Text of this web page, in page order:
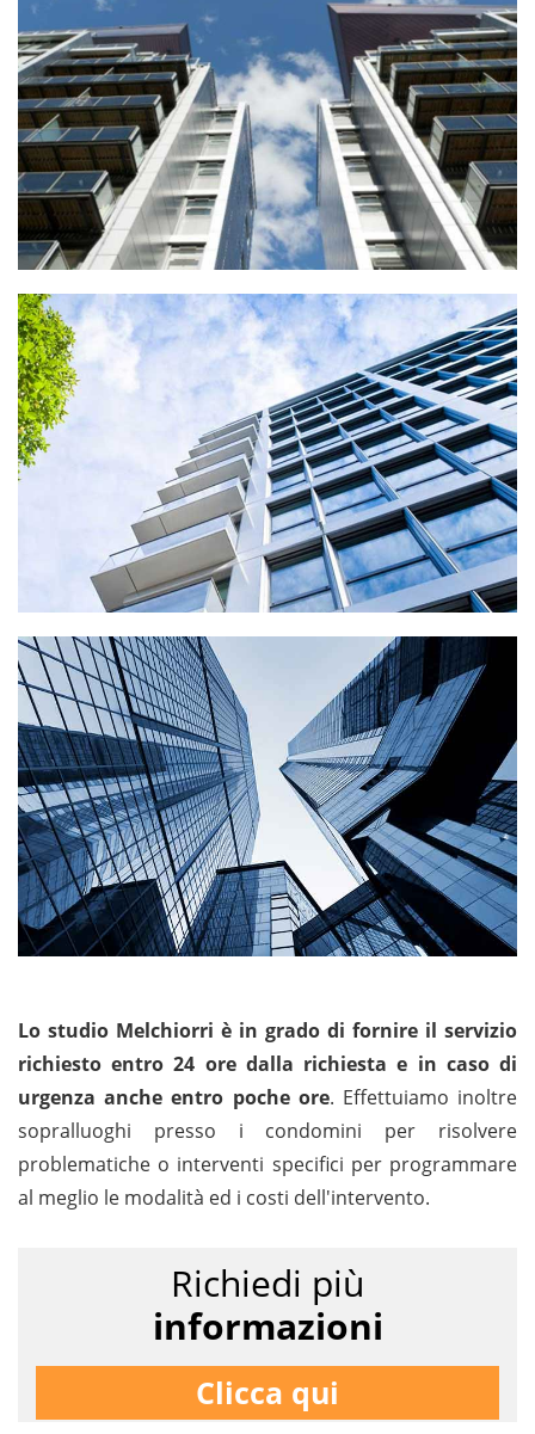
Lo studio Melchiorri è in grado di fornire il servizio
richiesto entro 24 ore dalla richiesta e in caso di
urgenza anche entro poche ore. Effettuiamo inoltre
sopralluoghi presso i condomini per risolvere
problematiche o interventi specifici per programmare
al meglio le modalità ed i costi dell'intervento.
Richiedi più
informazioni
Clicca qui